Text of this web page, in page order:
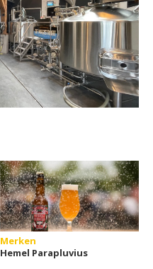
Merken
Hemel Parapluvius